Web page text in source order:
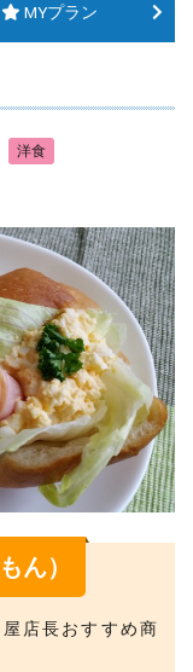
MYプラン
洋食
ん）
店長おすすめ商